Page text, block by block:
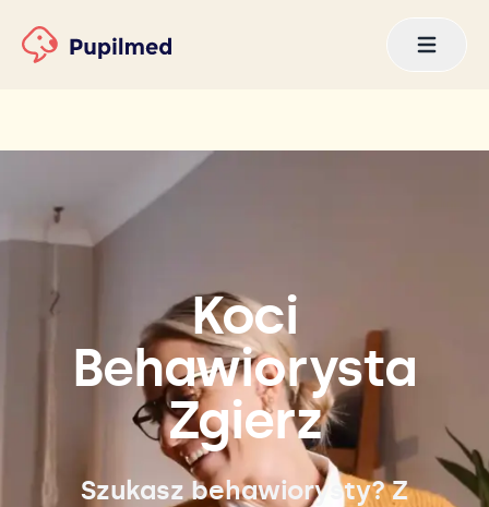
Koci
Behawiorysta
Zgierz
Szukasz behawiorysty? Z